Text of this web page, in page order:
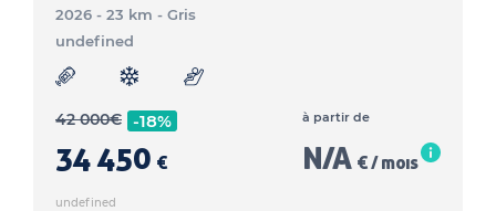
2026 - 23 km - Gris
undefined
42 000€ -18%
34 450 €
à partir de
N/A € / mois
undefined